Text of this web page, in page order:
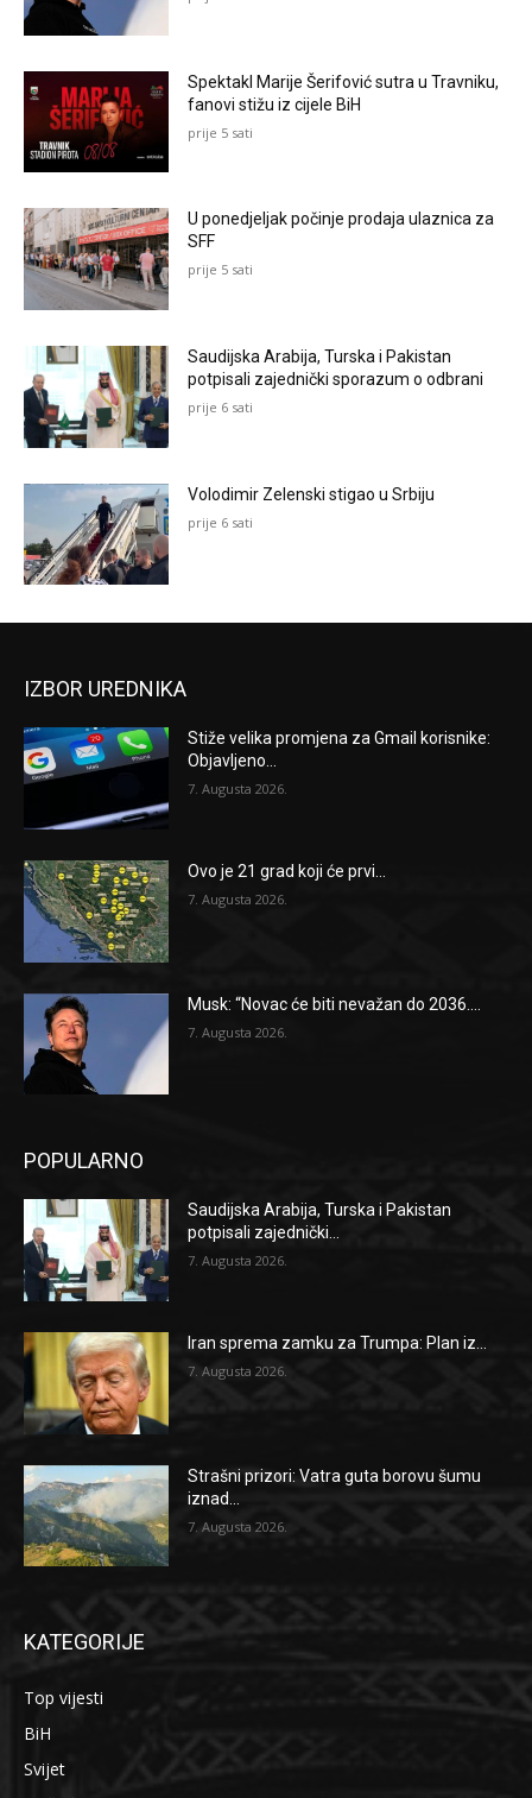
Spektakl Marije Šerifović sutra u Travniku,
fanovi stižu iz cijele BiH
prije 5 sati
U ponedjeljak počinje prodaja ulaznica za
SFF
prije 5 sati
Saudijska Arabija, Turska i Pakistan
potpisali zajednički sporazum o odbrani
prije 6 sati
Volodimir Zelenski stigao u Srbiju
prije 6 sati
IZBOR UREDNIKA
Stiže velika promjena za Gmail korisnike:
Objavljeno...
7. Augusta 2026.
Ovo je 21 grad koji će prvi...
7. Augusta 2026.
Musk: “Novac će biti nevažan do 2036....
7. Augusta 2026.
POPULARNO
Saudijska Arabija, Turska i Pakistan
potpisali zajednički...
7. Augusta 2026.
Iran sprema zamku za Trumpa: Plan iz...
7. Augusta 2026.
Strašni prizori: Vatra guta borovu šumu
iznad...
7. Augusta 2026.
KATEGORIJE
Top vijesti
BiH
Svijet